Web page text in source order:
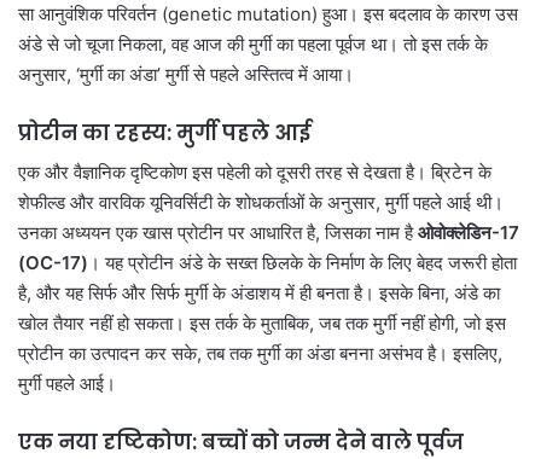
सा आनुवंशिक परिवर्तन (genetic mutation) हुआ। इस बदलाव के कारण उस
अंडे से जो चूजा निकला, वह आज की मुर्गी का पहला पूर्वज था। तो इस तर्क के
अनुसार, ‘मुर्गी का अंडा’ मुर्गी से पहले अस्तित्व में आया।
प्रोटीन का रहस्य: मुर्गी पहले आई
एक और वैज्ञानिक दृष्टिकोण इस पहेली को दूसरी तरह से देखता है। ब्रिटेन के
शेफील्ड और वारविक यूनिवर्सिटी के शोधकर्ताओं के अनुसार, मुर्गी पहले आई थी।
उनका अध्ययन एक खास प्रोटीन पर आधारित है, जिसका नाम हैओवोक्लेडिन-17
(OC-17) । यह प्रोटीन अंडे के सख्त छिलके के निर्माण के लिए बेहद जरूरी होता
है, और यह सिर्फ और सिर्फ मुर्गी के अंडाशय में ही बनता है। इसके बिना, अंडे का
खोल तैयार नहीं हो सकता। इस तर्क के मुताबिक, जब तक मुर्गी नहीं होगी, जो इस
प्रोटीन का उत्पादन कर सके, तब तक मुर्गी का अंडा बनना असंभव है। इसलिए,
मुर्गी पहले आई।
एक नया दृष्टिकोण: बच्चों को जन्म देने वाले पूर्वज